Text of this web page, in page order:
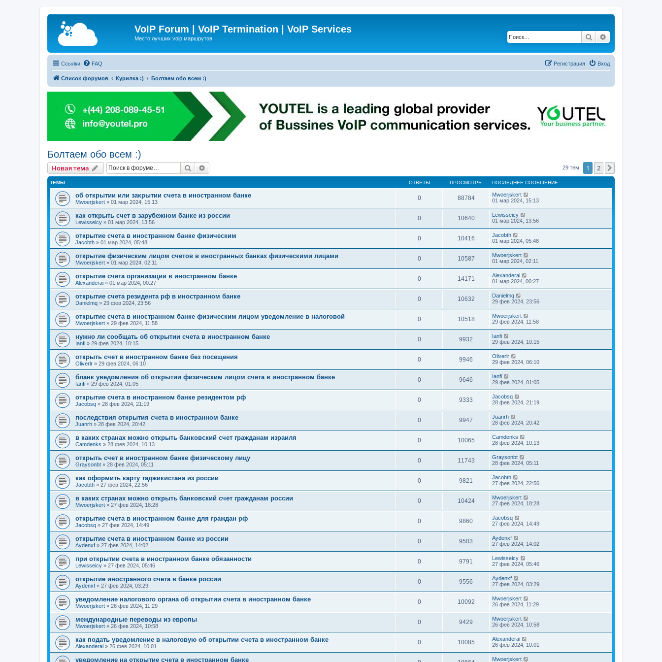
VoIP Forum | VoIP Termination | VoIP Services
Место лучших voip маршрутов Поиск
Ссылки FAQ Вход
Регистрация
Список форумов Курилка :) Болтаем обо всем :)
Болтаем обо всем :)
Новая тема Поиск 29 тем 1 2
ТЕМЫ ОТВЕТЫ ПРОСМОТРЫ ПОСЛЕДНЕЕ СООБЩЕНИЕ
об открытии или закрытии счета в иностранном банке
Mwoerjskert » 01 мар 2024, 15:13
0 88784
Mwoerjskert
01 мар 2024, 15:13
как открыть счет в зарубежном банке из россии
Lewisseicy » 01 мар 2024, 13:56
0 10640
Lewisseicy
01 мар 2024, 13:56
открытие счета в иностранном банке физическим
Jacobth » 01 мар 2024, 05:48
0 10416
Jacobth
01 мар 2024, 05:48
открытие физическим лицом счетов в иностранных банках физическими лицами
Mwoerjskert » 01 мар 2024, 02:11
0 10587
Mwoerjskert
01 мар 2024, 02:11
открытие счета организации в иностранном банке
Alexanderai » 01 мар 2024, 00:27
0 14171
Alexanderai
01 мар 2024, 00:27
открытие счета резидента рф в иностранном банке
Danielmq » 29 фев 2024, 23:56
0 10632
Danielmq
29 фев 2024, 23:56
открытие счета в иностранном банке физическим лицом уведомление в налоговой
Mwoerjskert » 29 фев 2024, 11:58
0 10518
Mwoerjskert
29 фев 2024, 11:58
нужно ли сообщать об открытии счета в иностранном банке
Ianfi » 29 фев 2024, 10:15
0 9932
Ianfi
29 фев 2024, 10:15
открыть счет в иностранном банке без посещения
Oliverlr » 29 фев 2024, 06:10
0 9946
Oliverlr
29 фев 2024, 06:10
бланк уведомления об открытии физическим лицом счета в иностранном банке
Ianfi » 29 фев 2024, 01:05
0 9646
Ianfi
29 фев 2024, 01:05
открытие счета в иностранном банке резидентом рф
Jacobsq » 28 фев 2024, 21:19
0 9333
Jacobsq
28 фев 2024, 21:19
последствия открытия счета в иностранном банке
Juanrh » 28 фев 2024, 20:42
0 9947
Juanrh
28 фев 2024, 20:42
в каких странах можно открыть банковский счет гражданам израиля
Camdenks » 28 фев 2024, 10:13
0 10065
Camdenks
28 фев 2024, 10:13
открыть счет в иностранном банке физическому лицу
Graysonbt » 28 фев 2024, 05:11
0 11743
Graysonbt
28 фев 2024, 05:11
как оформить карту таджикистана из россии
Jacobth » 27 фев 2024, 22:56
0 9821
Jacobth
27 фев 2024, 22:56
в каких странах можно открыть банковский счет гражданам россии
Mwoerjskert » 27 фев 2024, 18:28
0 10424
Mwoerjskert
27 фев 2024, 18:28
открытие счета в иностранном банке для граждан рф
Jacobsq » 27 фев 2024, 14:49
0 9860
Jacobsq
27 фев 2024, 14:49
открытие счета в иностранном банке из россии
Aydenxf » 27 фев 2024, 14:02
0 9503
Aydenxf
27 фев 2024, 14:02
при открытии счета в иностранном банке обязанности
Lewisseicy » 27 фев 2024, 05:46
0 9791
Lewisseicy
27 фев 2024, 05:46
открытие иностранного счета в банке россии
Aydenxf » 27 фев 2024, 03:29
0 9556
Aydenxf
27 фев 2024, 03:29
уведомление налогового органа об открытии счета в иностранном банке
Mwoerjskert » 26 фев 2024, 11:29
0 10092
Mwoerjskert
26 фев 2024, 11:29
международные переводы из европы
Mwoerjskert » 26 фев 2024, 10:58
0 9429
Mwoerjskert
26 фев 2024, 10:58
как подать уведомление в налоговую об открытии счета в иностранном банке
Alexanderai » 26 фев 2024, 10:01
0 10085
Alexanderai
26 фев 2024, 10:01
уведомление на открытие счета в иностранном банке
Mwoerjskert